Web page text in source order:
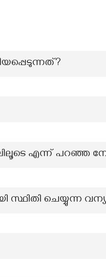
എന്ന് പറഞ്ഞ
സ്ഥിതി ചെയ്യുന്ന